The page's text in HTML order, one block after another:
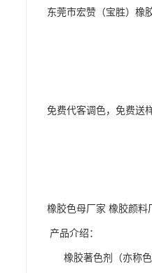
东莞市宏赞（宝胜）橡
免费代客调色，免费送
橡胶色母厂家 橡胶颜料
产品介绍：
橡胶著色剂（亦称色